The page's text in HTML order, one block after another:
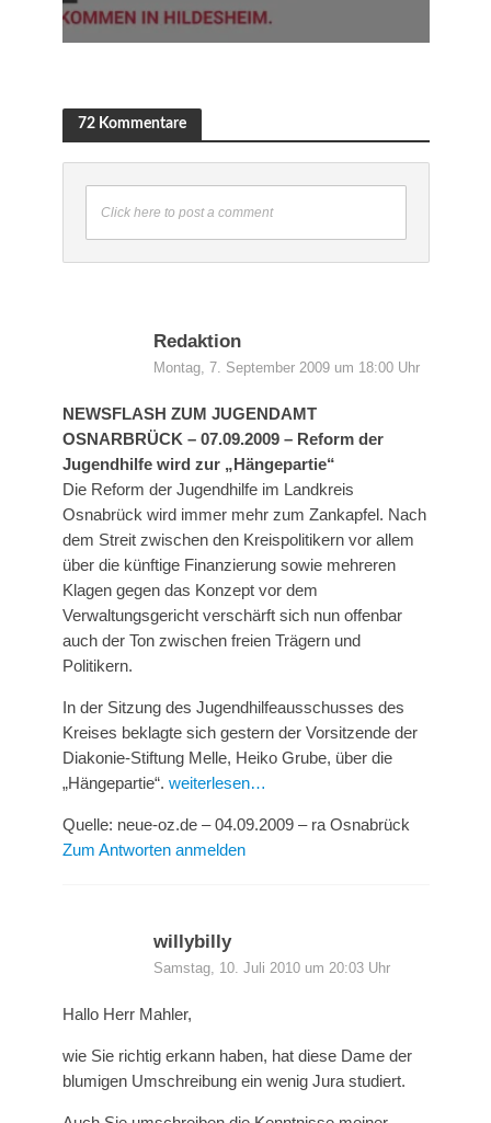
72 Kommentare
Click here to post a comment
Redaktion
Montag, 7. September 2009 um 18:00 Uhr
NEWSFLASH ZUM JUGENDAMT
OSNARBRÜCK – 07.09.2009 – Reform der
Jugendhilfe wird zur „Hängepartie“
Die Reform der Jugendhilfe im Landkreis
Osnabrück wird immer mehr zum Zankapfel. Nach
dem Streit zwischen den Kreispolitikern vor allem
über die künftige Finanzierung sowie mehreren
Klagen gegen das Konzept vor dem
Verwaltungsgericht verschärft sich nun offenbar
auch der Ton zwischen freien Trägern und
Politikern.
In der Sitzung des Jugendhilfeausschusses des
Kreises beklagte sich gestern der Vorsitzende der
Diakonie-Stiftung Melle, Heiko Grube, über die
„Hängepartie“. weiterlesen…
Quelle: neue-oz.de – 04.09.2009 – ra Osnabrück
Zum Antworten anmelden
willybilly
Samstag, 10. Juli 2010 um 20:03 Uhr
Hallo Herr Mahler,
wie Sie richtig erkann haben, hat diese Dame der
blumigen Umschreibung ein wenig Jura studiert.